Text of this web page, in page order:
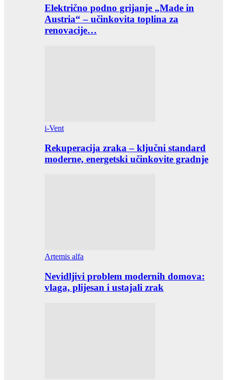
Električno podno grijanje „Made in
Austria“ – učinkovita toplina za
renovacije…
i-Vent
Rekuperacija zraka – ključni standard
moderne, energetski učinkovite gradnje
Artemis alfa
Nevidljivi problem modernih domova:
vlaga, plijesan i ustajali zrak